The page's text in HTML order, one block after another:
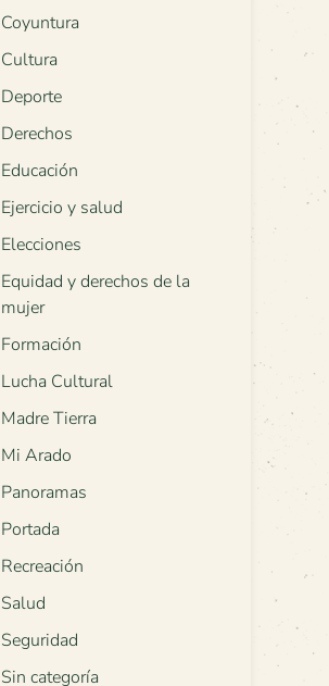
Coyuntura
Cultura
Deporte
Derechos
Educación
Ejercicio y salud
Elecciones
Equidad y derechos de la
mujer
Formación
Lucha Cultural
Madre Tierra
Mi Arado
Panoramas
Portada
Recreación
Salud
Seguridad
Sin categoría